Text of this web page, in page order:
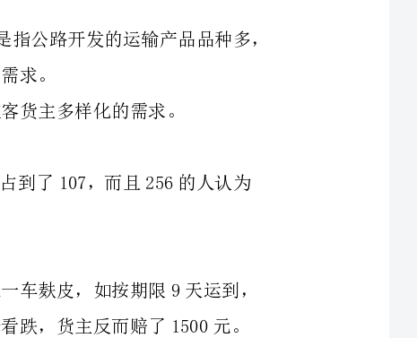
299的货主对铁路货运办理手续繁杂心存不满，认为这是铁路的第一条缺点。
货主这所选择公路，时限是一个重要因素，占到了107，而且256的人认为
高家庄面粉厂7月份由高邑站向柳州东发送一车麸皮，如按期限9天运到，
又如，由宜宾抒情车卷烟发往霸州，8月13日承运，8月27日到达文安与